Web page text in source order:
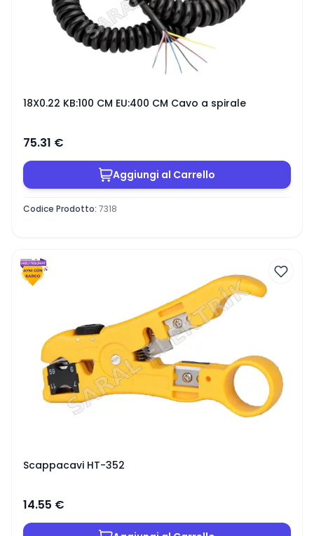
18X0.22 KB:100 CM EU:400 CM Cavo a spirale
75.31 €
Aggiungi al Carrello
Codice Prodotto: 7318
Scappacavi HT-352
14.55 €